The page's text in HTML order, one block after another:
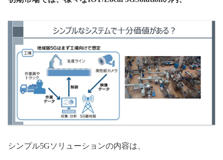
シンプル5Gソリューションの内容は、